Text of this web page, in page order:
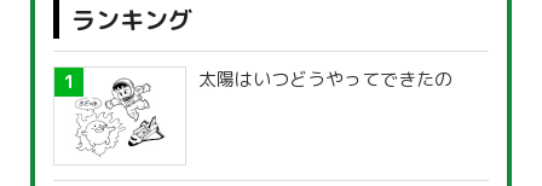
ランキング
太陽はいつどうやってできたの